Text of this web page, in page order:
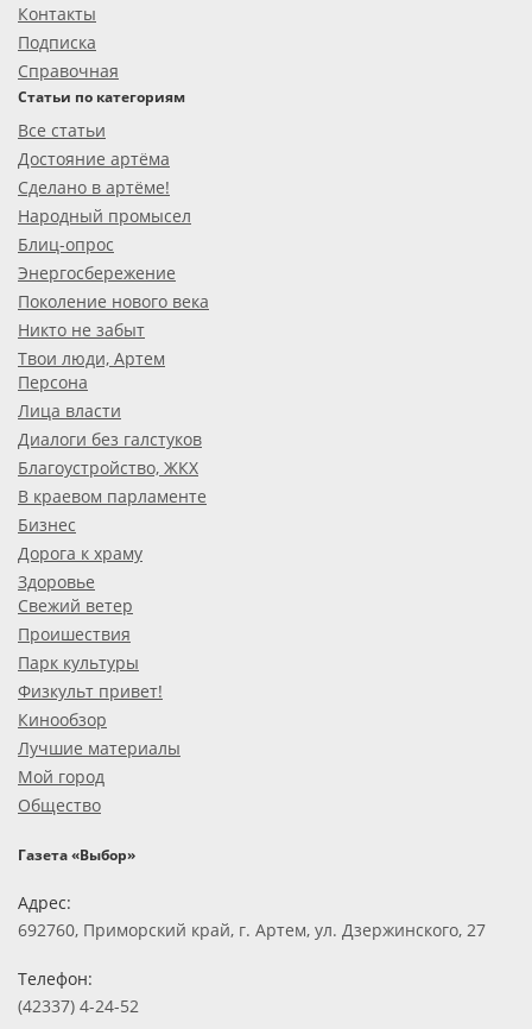
Контакты
Подписка
Справочная
Статьи по категориям
Все статьи
Достояние артёма
Сделано в артёме!
Народный промысел
Блиц-опрос
Энергосбережение
Поколение нового века
Никто не забыт
Твои люди, Артем
Персона
Лица власти
Диалоги без галстуков
Благоустройство, ЖКХ
В краевом парламенте
Бизнес
Дорога к храму
Здоровье
Свежий ветер
Проишествия
Парк культуры
Физкульт привет!
Кинообзор
Лучшие материалы
Мой город
Общество
Газета «Выбор»
Адрес:
692760, Приморский край, г. Артем, ул. Дзержинского, 27
Телефон:
(42337) 4-24-52